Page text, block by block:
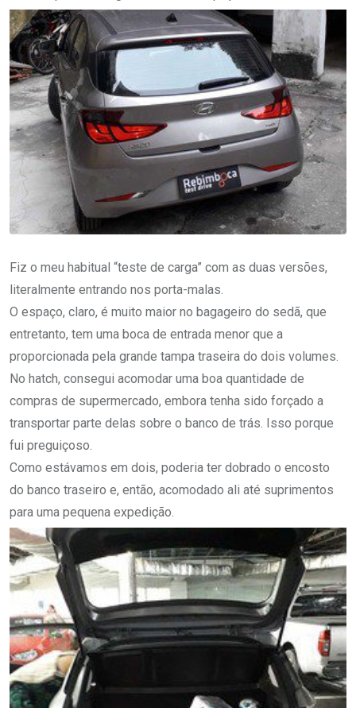
Fiz o meu habitual “teste de carga” com as duas versões,
literalmente entrando nos porta-malas.
O espaço, claro, é muito maior no bagageiro do sedã, que
entretanto, tem uma boca de entrada menor que a
proporcionada pela grande tampa traseira do dois volumes.
No hatch, consegui acomodar uma boa quantidade de
compras de supermercado, embora tenha sido forçado a
transportar parte delas sobre o banco de trás. Isso porque
fui preguiçoso.
Como estávamos em dois, poderia ter dobrado o encosto
do banco traseiro e, então, acomodado ali até suprimentos
para uma pequena expedição.